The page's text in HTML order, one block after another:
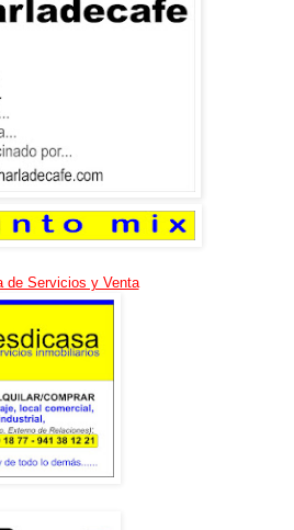
de Servicios y Venta